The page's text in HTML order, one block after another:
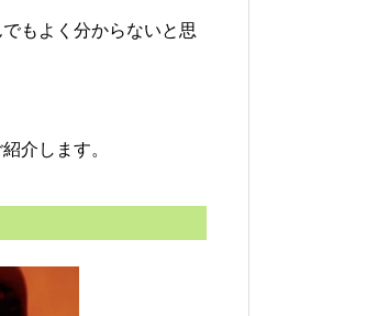
もよく分からないと思
介します。